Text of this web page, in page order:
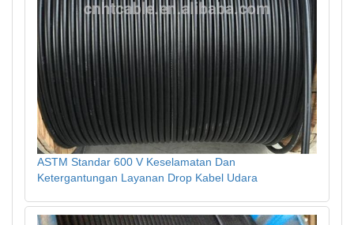
ASTM Standar 600 V Keselamatan Dan
Ketergantungan Layanan Drop Kabel Udara